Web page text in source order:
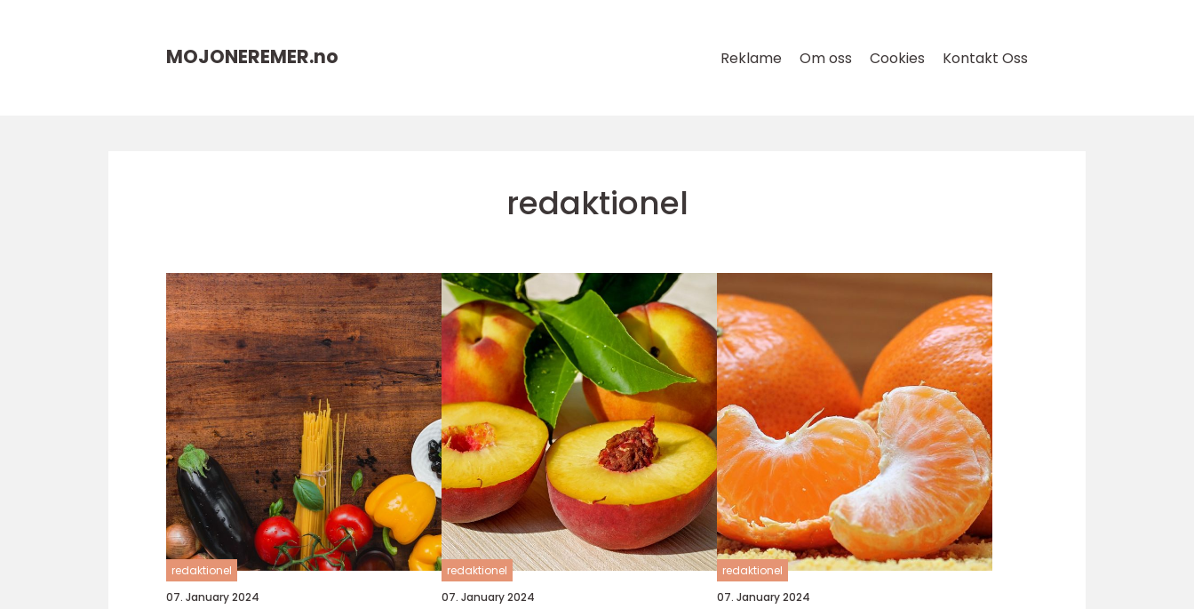
MOJONEREMER.no Reklame Om oss Cookies Kontakt Oss
redaktionel
redaktionel
07. January 2024
redaktionel
07. January 2024
redaktionel
07. January 2024